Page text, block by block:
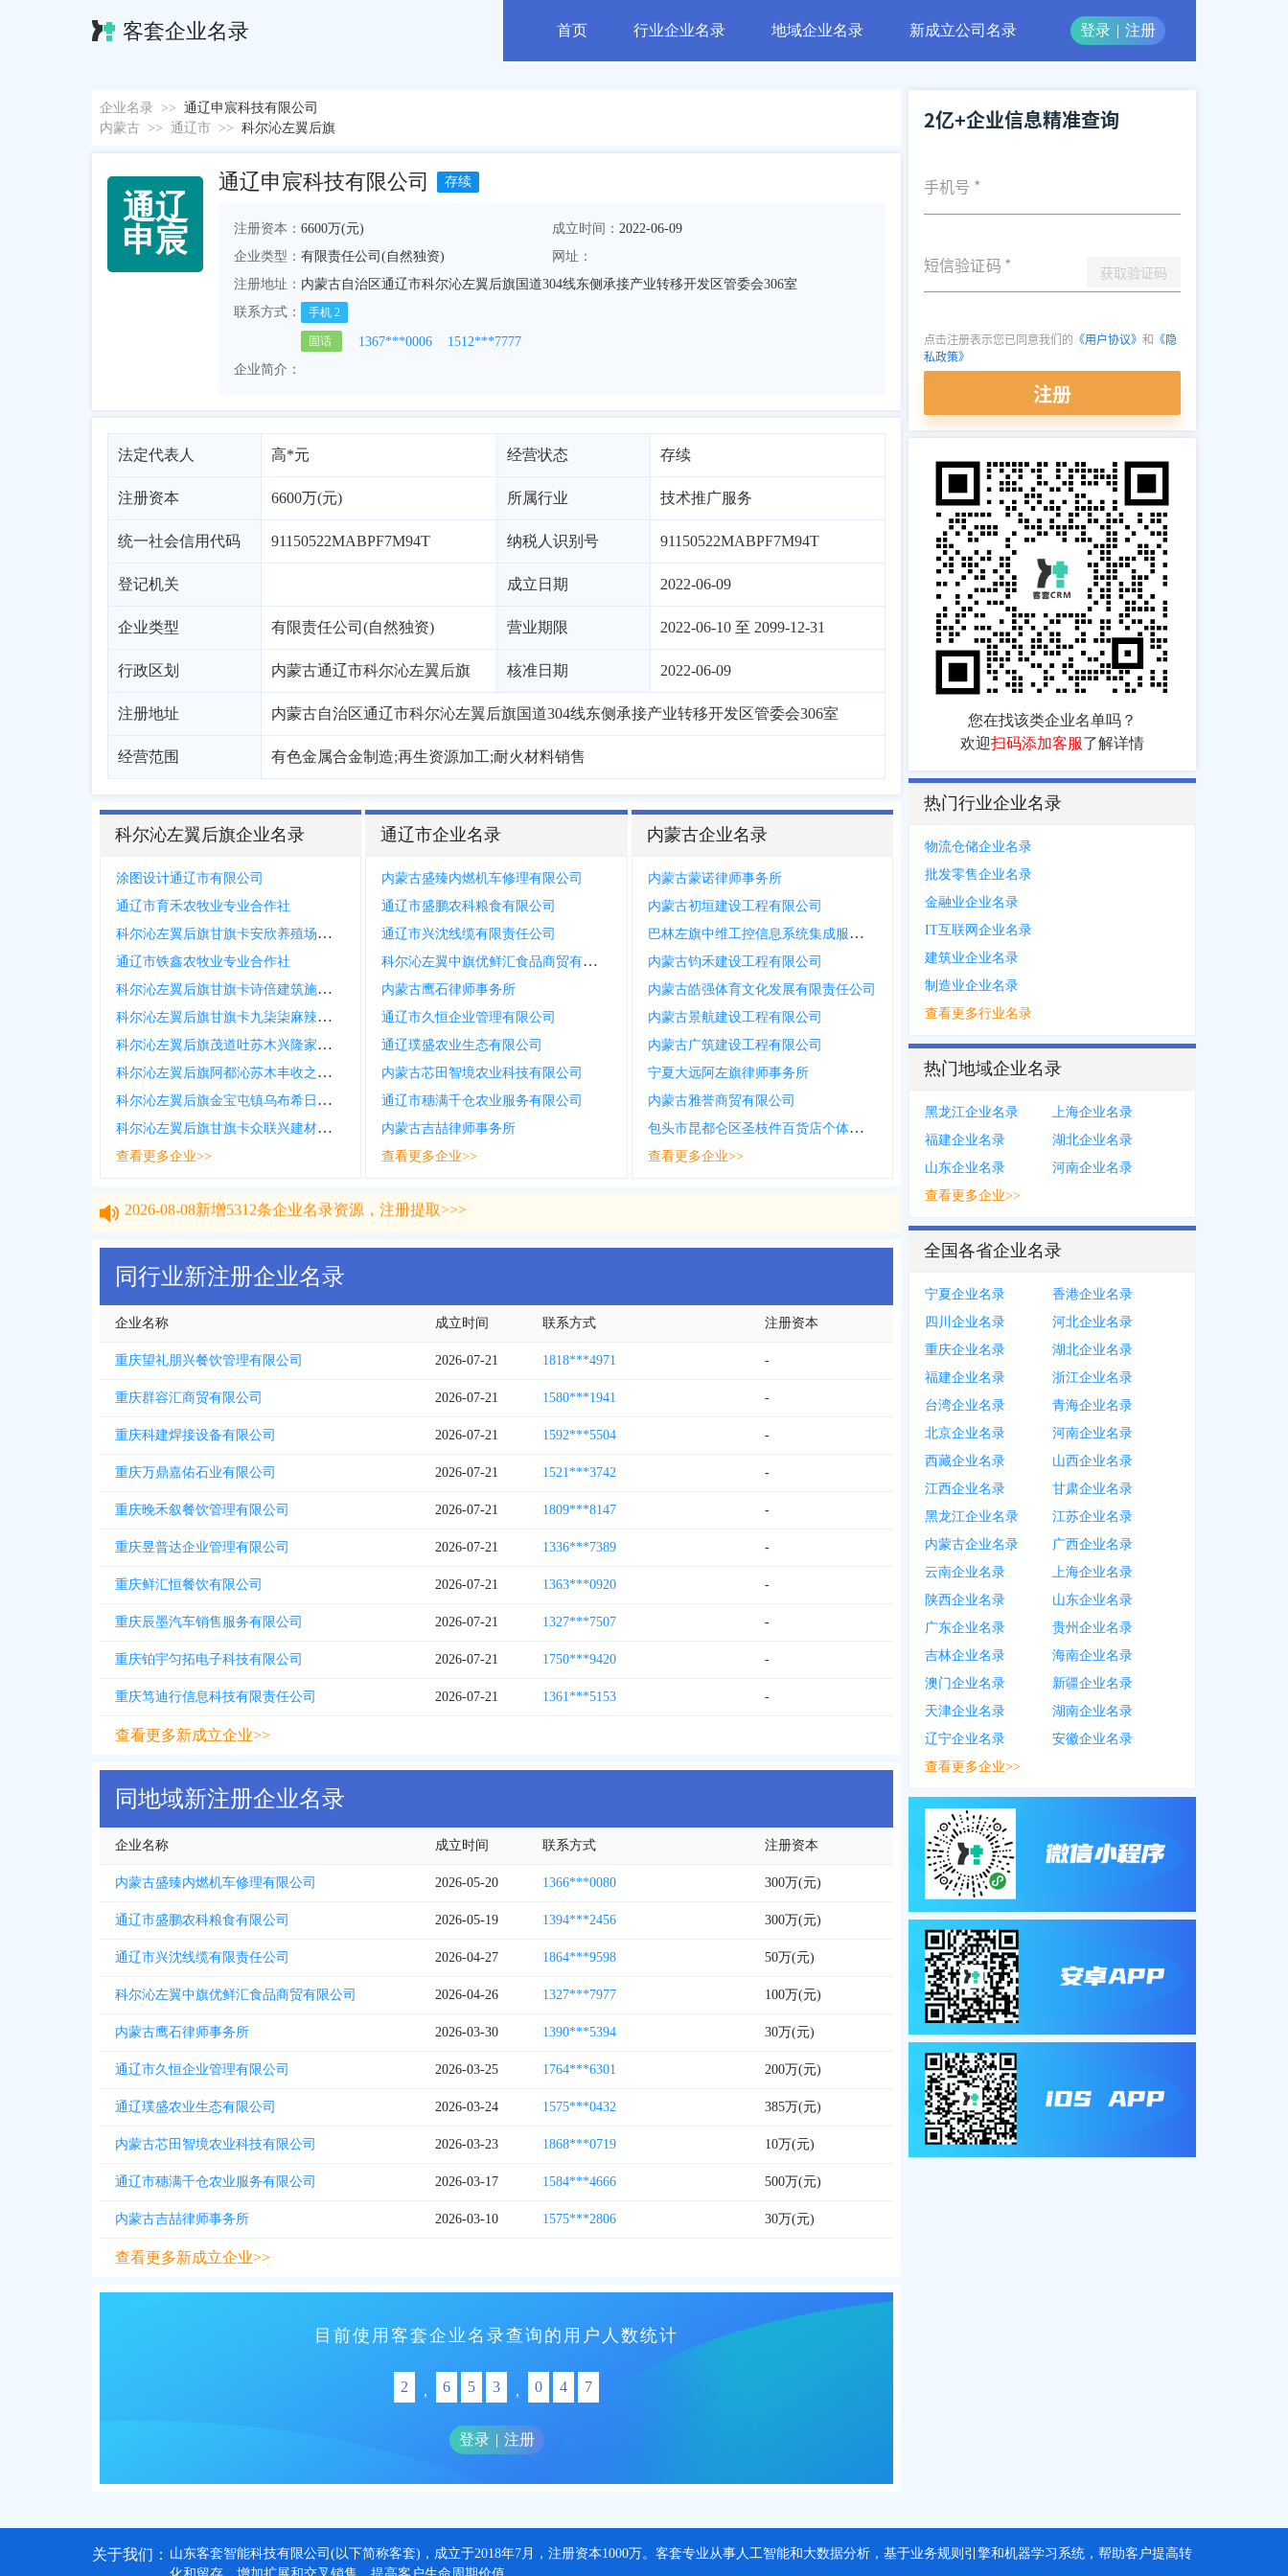
客套企业名录 首页 行业企业名录 地域企业名录 新成立公司名录 登录 | 注册
企业名录 >> 通辽申宸科技有限公司
内蒙古 >> 通辽市 >> 科尔沁左翼后旗
通辽
申宸
通辽申宸科技有限公司 存续
注册资本： 6600万(元) 成立时间： 2022-06-09
企业类型： 有限责任公司(自然独资)
网址：
注册地址： 内蒙古自治区通辽市科尔沁左翼后旗国道304线东侧承接产业转移开发区管委会306室
联系方式：
手机 2
固话 1367***0006
1512***7777
企业简介：
法定代表人 高*元 经营状态 存续
注册资本 6600万(元) 所属行业 技术推广服务
统一社会信用代码 91150522MABPF7M94T 纳税人识别号 91150522MABPF7M94T
登记机关 成立日期 2022-06-09
企业类型 有限责任公司(自然独资) 营业期限 2022-06-10 至 2099-12-31
行政区划 内蒙古通辽市科尔沁左翼后旗 核准日期 2022-06-09
注册地址 内蒙古自治区通辽市科尔沁左翼后旗国道304线东侧承接产业转移开发区管委会306室
经营范围 有色金属合金制造;再生资源加工;耐火材料销售
科尔沁左翼后旗企业名录
涂图设计通辽市有限公司
通辽市育禾农牧业专业合作社
科尔沁左翼后旗甘旗卡安欣养殖场个体工商户
通辽市铁鑫农牧业专业合作社
科尔沁左翼后旗甘旗卡诗倍建筑施工部个体工商户
科尔沁左翼后旗甘旗卡九柒柒麻辣烫店个体工商户
科尔沁左翼后旗茂道吐苏木兴隆家庭农牧场个体工商户
科尔沁左翼后旗阿都沁苏木丰收之路家庭农牧场个体工商户
科尔沁左翼后旗金宝屯镇乌布希日嘎白春畜牧养殖场个体工商户
科尔沁左翼后旗甘旗卡众联兴建材商店个体工商户
查看更多企业>>
通辽市企业名录
内蒙古盛臻内燃机车修理有限公司
通辽市盛鹏农科粮食有限公司
通辽市兴沈线缆有限责任公司
科尔沁左翼中旗优鲜汇食品商贸有限公司
内蒙古鹰石律师事务所
通辽市久恒企业管理有限公司
通辽璞盛农业生态有限公司
内蒙古芯田智境农业科技有限公司
通辽市穗满千仓农业服务有限公司
内蒙古吉喆律师事务所
查看更多企业>>
内蒙古企业名录
内蒙古蒙诺律师事务所
内蒙古初垣建设工程有限公司
巴林左旗中维工控信息系统集成服务中心个体工商户
内蒙古钧禾建设工程有限公司
内蒙古皓强体育文化发展有限责任公司
内蒙古景航建设工程有限公司
内蒙古广筑建设工程有限公司
宁夏大远阿左旗律师事务所
内蒙古雅誉商贸有限公司
包头市昆都仑区圣枝件百货店个体工商户
查看更多企业>>
新增 条企业名录资源，注册提取>>>
同行业新注册企业名录
企业名称 成立时间 联系方式 注册资本
重庆望礼朋兴餐饮管理有限公司 2026-07-21 1818***4971 -
重庆群容汇商贸有限公司 2026-07-21 1580***1941 -
重庆科建焊接设备有限公司 2026-07-21 1592***5504 -
重庆万鼎嘉佑石业有限公司 2026-07-21 1521***3742 -
重庆晚禾叙餐饮管理有限公司 2026-07-21 1809***8147 -
重庆昱普达企业管理有限公司 2026-07-21 1336***7389 -
重庆鲜汇恒餐饮有限公司 2026-07-21 1363***0920 -
重庆辰墨汽车销售服务有限公司 2026-07-21 1327***7507 -
重庆铂宇匀拓电子科技有限公司 2026-07-21 1750***9420 -
重庆笃迪行信息科技有限责任公司 2026-07-21 1361***5153 -
查看更多新成立企业>>
同地域新注册企业名录
企业名称 成立时间 联系方式 注册资本
内蒙古盛臻内燃机车修理有限公司 2026-05-20 1366***0080 300万(元)
通辽市盛鹏农科粮食有限公司 2026-05-19 1394***2456 300万(元)
通辽市兴沈线缆有限责任公司 2026-04-27 1864***9598 50万(元)
科尔沁左翼中旗优鲜汇食品商贸有限公司 2026-04-26 1327***7977 100万(元)
内蒙古鹰石律师事务所 2026-03-30 1390***5394 30万(元)
通辽市久恒企业管理有限公司 2026-03-25 1764***6301 200万(元)
通辽璞盛农业生态有限公司 2026-03-24 1575***0432 385万(元)
内蒙古芯田智境农业科技有限公司 2026-03-23 1868***0719 10万(元)
通辽市穗满千仓农业服务有限公司 2026-03-17 1584***4666 500万(元)
内蒙古吉喆律师事务所 2026-03-10 1575***2806 30万(元)
查看更多新成立企业>>
目前使用客套企业名录查询的用户人数统计
2 , 6 5 3 , 0 4 7
登录 | 注册
2亿+企业信息精准查询
手机号 *
短信验证码 * 获取验证码
点击注册表示您已同意我们的 《用户协议》 和 《隐
私政策》
注册
您在找该类企业名单吗？
欢迎扫码添加客服了解详情
热门行业企业名录
物流仓储企业名录
批发零售企业名录
金融业企业名录
IT互联网企业名录
建筑业企业名录
制造业企业名录
查看更多行业名录
热门地域企业名录
黑龙江企业名录
上海企业名录
福建企业名录
湖北企业名录
山东企业名录
河南企业名录
查看更多企业>>
全国各省企业名录
宁夏企业名录
香港企业名录
四川企业名录
河北企业名录
重庆企业名录
湖北企业名录
福建企业名录
浙江企业名录
台湾企业名录
青海企业名录
北京企业名录
河南企业名录
西藏企业名录
山西企业名录
江西企业名录
甘肃企业名录
黑龙江企业名录
江苏企业名录
内蒙古企业名录
广西企业名录
云南企业名录
上海企业名录
陕西企业名录
山东企业名录
广东企业名录
贵州企业名录
吉林企业名录
海南企业名录
澳门企业名录
新疆企业名录
天津企业名录
湖南企业名录
辽宁企业名录
安徽企业名录
查看更多企业>>
关于我们： 山东客套智能科技有限公司(以下简称客套)，成立于2018年7月，注册资本1000万。客套专业从事人工智能和大数据分析，基于业务规则引擎和机器学习系统，帮助客户提高转